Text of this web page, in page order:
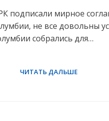
подписали мирное
не все довольны
собрались для…